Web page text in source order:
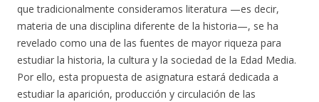
que tradicionalmente consideramos literatura —es decir,
materia de una disciplina diferente de la historia—, se ha
revelado como una de las fuentes de mayor riqueza para
estudiar la historia, la cultura y la sociedad de la Edad Media.
Por ello, esta propuesta de asignatura estará dedicada a
estudiar la aparición, producción y circulación de las